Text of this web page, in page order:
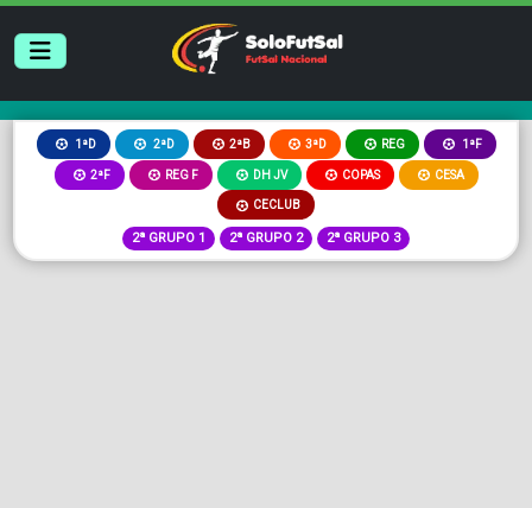
1ªD 2ªD 2ªB 3ªD REG 1ªF
2ªF REG F DH JV COPAS CESA
CECLUB
2ª GRUPO 1 2ª GRUPO 2 2ª GRUPO 3